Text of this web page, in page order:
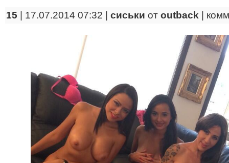
15 | 17.07.2014 07:32 | сиськи от outback